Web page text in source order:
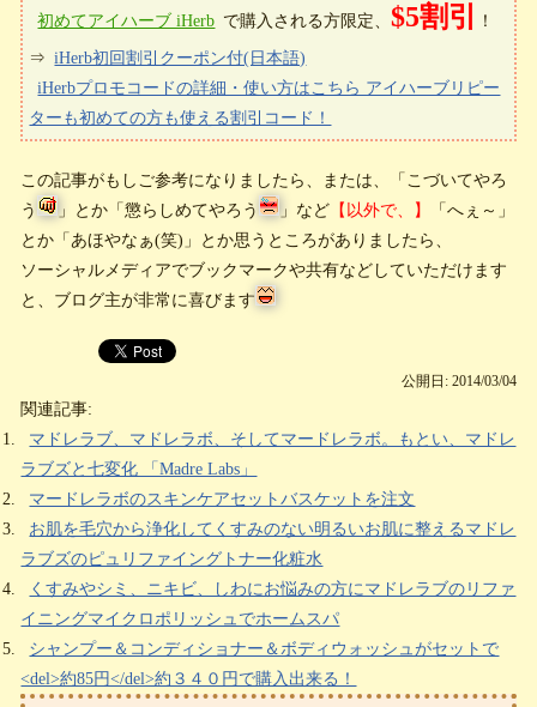
初めてアイハーブ iHerb で購入される方限定、$5割引 ！
⇒ iHerb初回割引クーポン付(日本語)
iHerbプロモコードの詳細・使い方はこちら アイハーブリピー
ターも初めての方も使える割引コード！
この記事がもしご参考になりましたら、または、「こづいてやろ
う
」とか「懲らしめてやろう 」など 【以外で、】
「へぇ～」
とか「あほやなぁ(笑)」とか思うところがありましたら、
ソーシャルメディアでブックマークや共有などしていただけます
と、ブログ主が非常に喜びます
公開日: 2014/03/04
関連記事:
マドレラブ、マドレラボ、そしてマードレラボ。もとい、マドレ
ラブズと七変化 「Madre Labs」
マードレラボのスキンケアセットバスケットを注文
お肌を毛穴から浄化してくすみのない明るいお肌に整えるマドレ
ラブズのピュリファイングトナー化粧水
くすみやシミ、ニキビ、しわにお悩みの方にマドレラブのリファ
イニングマイクロポリッシュでホームスパ
シャンプー＆コンディショナー＆ボディウォッシュがセットで
<del>約85円</del>約３４０円で購入出来る！